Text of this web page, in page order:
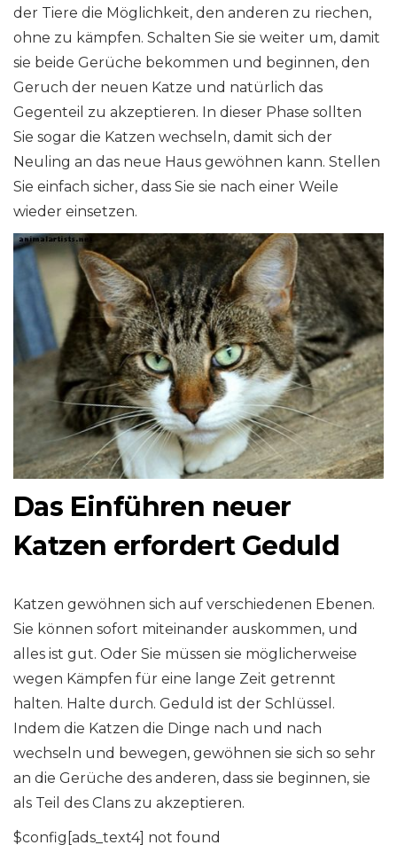
der Tiere die Möglichkeit, den anderen zu riechen,
ohne zu kämpfen. Schalten Sie sie weiter um, damit
sie beide Gerüche bekommen und beginnen, den
Geruch der neuen Katze und natürlich das
Gegenteil zu akzeptieren. In dieser Phase sollten
Sie sogar die Katzen wechseln, damit sich der
Neuling an das neue Haus gewöhnen kann. Stellen
Sie einfach sicher, dass Sie sie nach einer Weile
wieder einsetzen.
Das Einführen neuer
Katzen erfordert Geduld
Katzen gewöhnen sich auf verschiedenen Ebenen.
Sie können sofort miteinander auskommen, und
alles ist gut. Oder Sie müssen sie möglicherweise
wegen Kämpfen für eine lange Zeit getrennt
halten. Halte durch. Geduld ist der Schlüssel.
Indem die Katzen die Dinge nach und nach
wechseln und bewegen, gewöhnen sie sich so sehr
an die Gerüche des anderen, dass sie beginnen, sie
als Teil des Clans zu akzeptieren.
$config[ads_text4] not found